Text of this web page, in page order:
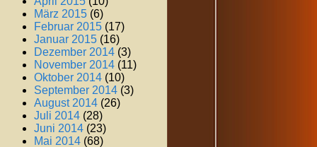
März 2015 (6)
Februar 2015 (17)
Januar 2015 (16)
Dezember 2014 (3)
November 2014 (11)
Oktober 2014 (10)
September 2014 (3)
August 2014 (26)
Juli 2014 (28)
Juni 2014 (23)
Mai 2014 (68)